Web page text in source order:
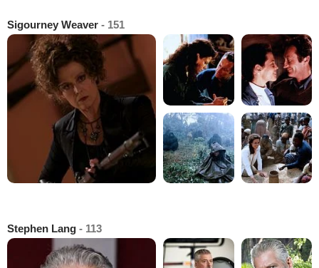
Sigourney Weaver - 151
Stephen Lang - 113